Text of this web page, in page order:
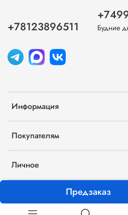
Предзаказ
Информация
Покупателям
Личное
+78123896511 Будние